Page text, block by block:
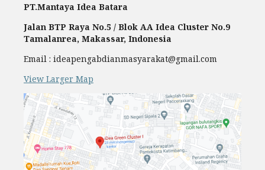
PT.Mantaya Idea Batara
Jalan BTP Raya No.5 / Blok AA Idea Cluster No.9
Tamalanrea, Makassar, Indonesia
Email : ideapengabdianmasyarakat@gmail.com
View Larger Map